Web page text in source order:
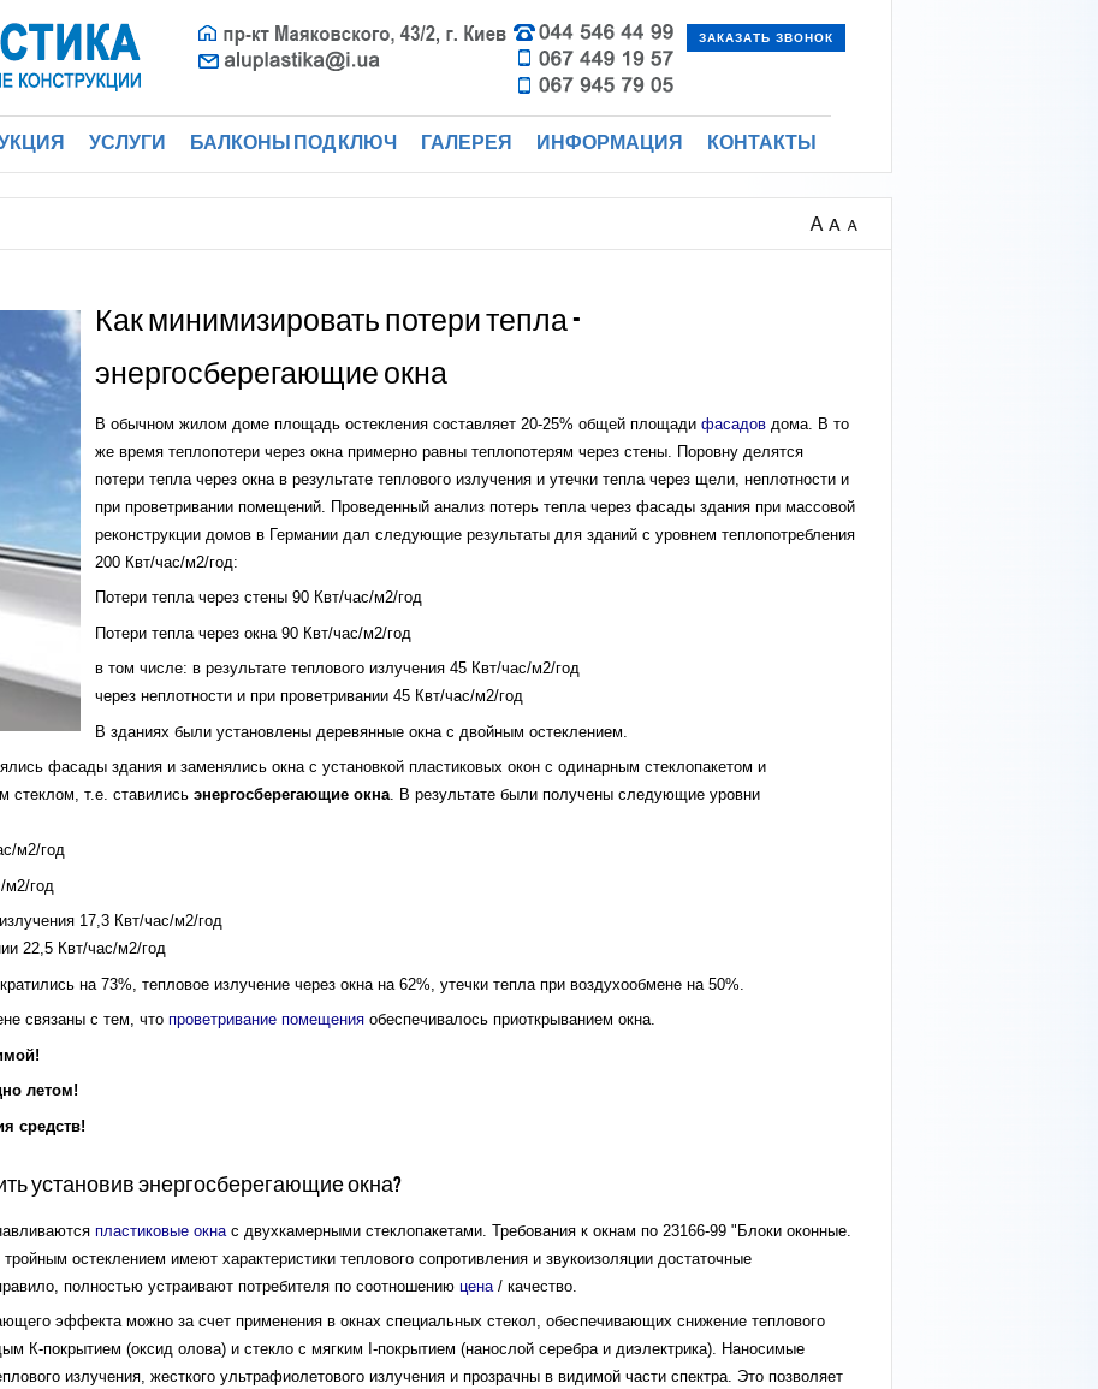
ЗАКАЗАТЬ ЗВОНОК
УСЛУГИ БАЛКОНЫ ПОД КЛЮЧ ГАЛЕРЕЯ ИНФОРМАЦИЯ
Остекление
КОНТАКТЫ
Как минимизировать потери тепла -
энергосберегающие окна
В обычном жилом доме площадь остекления составляет 20-25% общей площади фасадов дома. В то
же время теплопотери через окна примерно равны теплопотерям через стены. Поровну делятся
потери тепла через окна в результате теплового излучения и утечки тепла через щели, неплотности и
при проветривании помещений. Проведенный анализ потерь тепла через фасады здания при массовой
реконструкции домов в Германии дал следующие результаты для зданий с уровнем теплопотребления
200 Квт/час/м2/год:
Потери тепла через стены 90 Квт/час/м2/год
Потери тепла через окна 90 Квт/час/м2/год
в том числе: в результате теплового излучения 45 Квт/час/м2/год
через неплотности и при проветривании 45 Квт/час/м2/год
В зданиях были установлены деревянные окна с двойным остеклением.
фасады здания и заменялись окна с установкой пластиковых окон с одинарным стеклопакетом и
стеклом, т.е. ставились энергосберегающие окна. В результате были получены следующие уровни
м2/год
м2/год
17,3 Квт/час/м2/год
22,5 Квт/час/м2/год
на 73%, тепловое излучение через окна на 62%, утечки тепла при воздухообмене на 50%.
связаны с тем, что проветривание помещения обеспечивалось приоткрыванием окна.
летом!
средств!
установив энергосберегающие окна?
пластиковые окна с двухкамерными стеклопакетами. Требования к окнам по 23166-99 "Блоки оконные.
остеклением имеют характеристики теплового сопротивления и звукоизоляции достаточные
полностью устраивают потребителя по соотношению цена / качество.
эффекта можно за счет применения в окнах специальных стекол, обеспечивающих снижение теплового
К-покрытием (оксид олова) и стекло с мягким I-покрытием (нанослой серебра и диэлектрика). Наносимые
излучения, жесткого ультрафиолетового излучения и прозрачны в видимой части спектра. Это позволяет